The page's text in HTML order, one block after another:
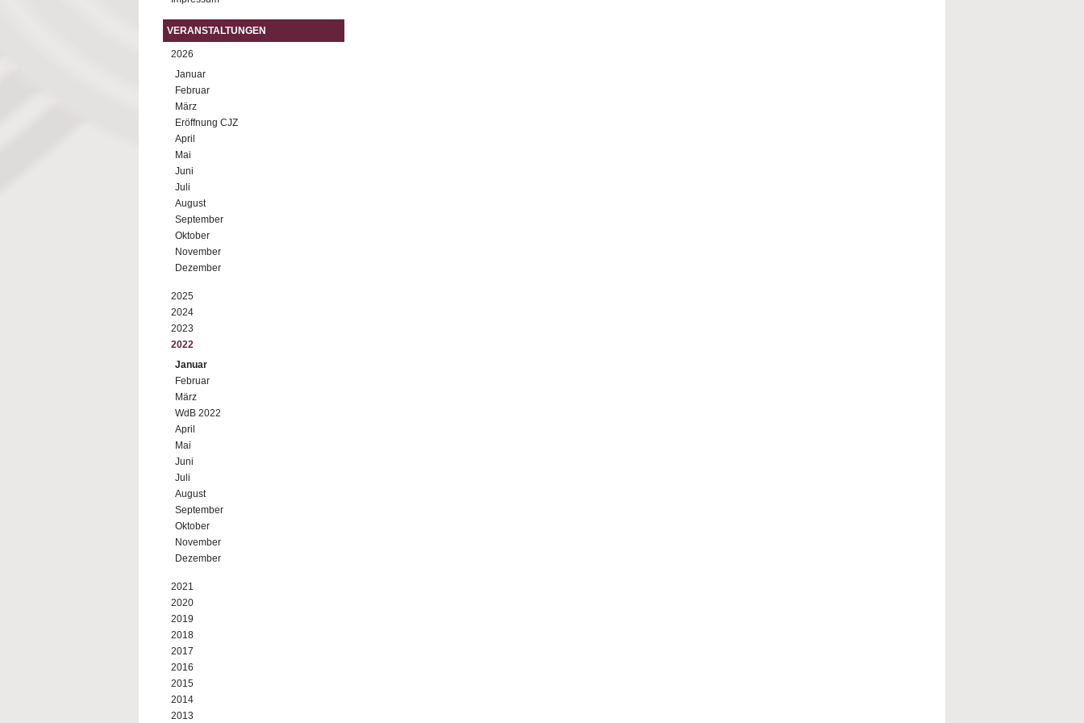
VERANSTALTUNGEN
2026
Januar
Februar
März
Eröffnung CJZ
April
Mai
Juni
Juli
August
September
Oktober
November
Dezember
2025
2024
2023
2022
Januar
Februar
März
WdB 2022
April
Mai
Juni
Juli
August
September
Oktober
November
Dezember
2021
2020
2019
2018
2017
2016
2015
2014
2013